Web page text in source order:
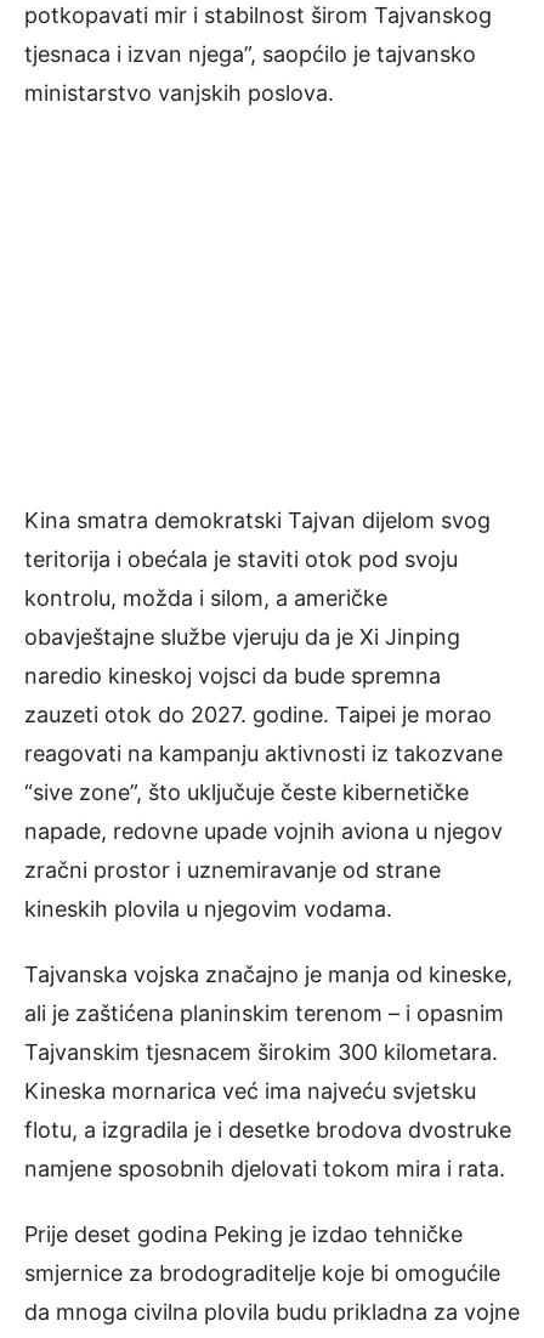
potkopavati mir i stabilnost širom Tajvanskog
tjesnaca i izvan njega”, saopćilo je tajvansko
ministarstvo vanjskih poslova.
Kina smatra demokratski Tajvan dijelom svog
teritorija i obećala je staviti otok pod svoju
kontrolu, možda i silom, a američke
obavještajne službe vjeruju da je Xi Jinping
naredio kineskoj vojsci da bude spremna
zauzeti otok do 2027. godine. Taipei je morao
reagovati na kampanju aktivnosti iz takozvane
“sive zone”, što uključuje česte kibernetičke
napade, redovne upade vojnih aviona u njegov
zračni prostor i uznemiravanje od strane
kineskih plovila u njegovim vodama.
Tajvanska vojska značajno je manja od kineske,
ali je zaštićena planinskim terenom – i opasnim
Tajvanskim tjesnacem širokim 300 kilometara.
Kineska mornarica već ima najveću svjetsku
flotu, a izgradila je i desetke brodova dvostruke
namjene sposobnih djelovati tokom mira i rata.
Prije deset godina Peking je izdao tehničke
smjernice za brodograditelje koje bi omogućile
da mnoga civilna plovila budu prikladna za vojne